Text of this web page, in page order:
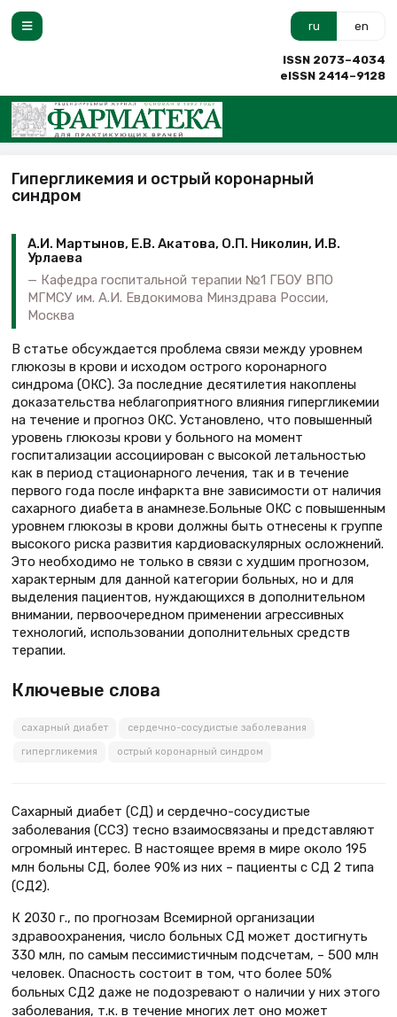
ru en
ISSN 2073–4034
eISSN 2414–9128
Гипергликемия и острый коронарный
синдром
А.И. Мартынов, Е.В. Акатова, О.П. Николин, И.В.
Урлаева
Кафедра госпитальной терапии №1 ГБОУ ВПО
МГМСУ им. А.И. Евдокимова Минздрава России,
Москва
В статье обсуждается проблема связи между уровнем
глюкозы в крови и исходом острого коронарного
синдрома (ОКС). За последние десятилетия накоплены
доказательства неблагоприятного влияния гипергликемии
на течение и прогноз ОКС. Установлено, что повышенный
уровень глюкозы крови у больного на момент
госпитализации ассоциирован с высокой летальностью
как в период стационарного лечения, так и в течение
первого года после инфаркта вне зависимости от наличия
сахарного диабета в анамнезе.Больные ОКС с повышенным
уровнем глюкозы в крови должны быть отнесены к группе
высокого риска развития кардиоваскулярных осложнений.
Это необходимо не только в связи с худшим прогнозом,
характерным для данной категории больных, но и для
выделения пациентов, нуждающихся в дополнительном
внимании, первоочередном применении агрессивных
технологий, использовании дополнительных средств
терапии.
Ключевые слова
сахарный диабет сердечно-сосудистые заболевания
гипергликемия острый коронарный синдром
Сахарный диабет (СД) и сердечно-сосудистые
заболевания (ССЗ) тесно взаимосвязаны и представляют
огромный интерес. В настоящее время в мире около 195
млн больны СД, более 90% из них – пациенты с СД 2 типа
(СД2).
К 2030 г., по прогнозам Всемирной организации
здравоохранения, число больных СД может достигнуть
330 млн, по самым пессимистичным подсчетам, – 500 млн
человек. Опасность состоит в том, что более 50%
больных СД2 даже не подозревают о наличии у них этого
заболевания, т.к. в течение многих лет оно может